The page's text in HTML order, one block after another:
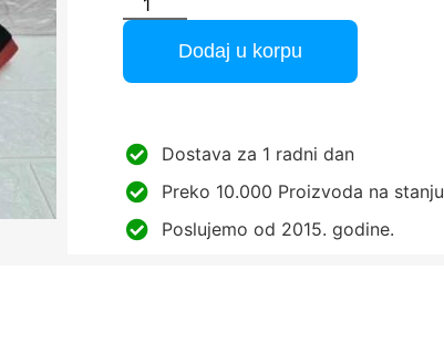
Dodaj u korpu
Dostava za 1 radni dan
Preko 10.000 Proizvoda na stanju
Poslujemo od 2015. godine.